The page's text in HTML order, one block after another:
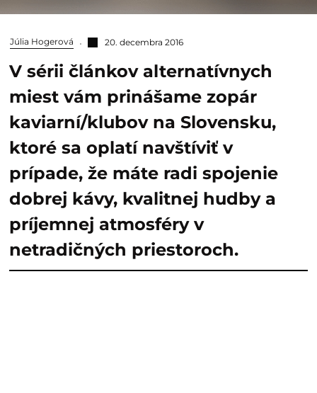
Júlia Hogerová 20. decembra 2016
V sérii článkov alternatívnych
miest vám prinášame zopár
kaviarní/klubov na Slovensku,
ktoré sa oplatí navštíviť v
prípade, že máte radi spojenie
dobrej kávy, kvalitnej hudby a
príjemnej atmosféry v
netradičných priestoroch.